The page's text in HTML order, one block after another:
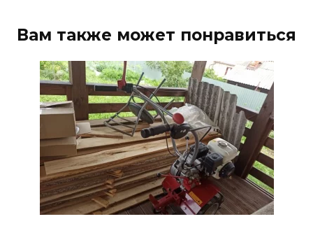
Вам также может понравиться